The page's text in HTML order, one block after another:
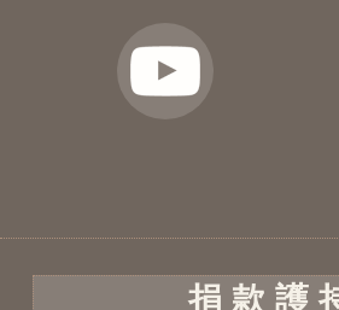
捐 款 護